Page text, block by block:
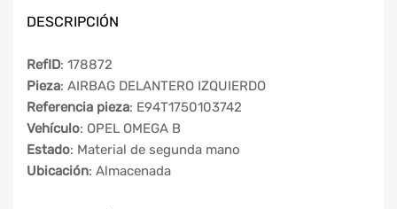
DESCRIPCIÓN
RefID: 178872
Pieza: AIRBAG DELANTERO IZQUIERDO
Referencia pieza: E94T1750103742
Vehículo: OPEL OMEGA B
Estado: Material de segunda mano
Ubicación: Almacenada